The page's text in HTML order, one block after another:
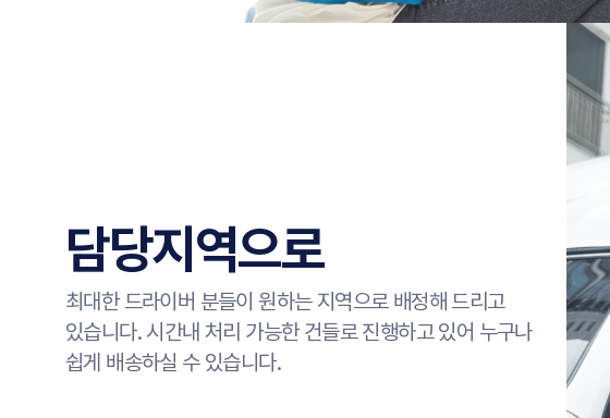
담당지역으로
최대한 드라이버 분들이 원하는 지역으로 배정해 드리고
있습니다. 시간내 처리 가능한 건들로 진행하고 있어 누구나
쉽게 배송하실 수 있습니다.